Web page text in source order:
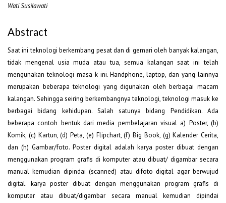
Wati Susilawati
Abstract
Saat ini teknologi berkembang pesat dan di gemari oleh banyak kalangan,
tidak mengenal usia muda atau tua, semua kalangan saat ini telah
mengunakan teknologi masa k ini. Handphone, laptop, dan yang lainnya
merupakan beberapa teknologi yang digunakan oleh berbagai macam
kalangan. Sehingga seiring berkembangnya teknologi, teknologi masuk ke
berbagai bidang kehidupan. Salah satunya bidang Pendidikan. Ada
beberapa contoh bentuk dari media pembelajaran visual a) Poster, (b)
Komik, (c) Kartun, (d) Peta, (e) Flipchart, (f) Big Book, (g) Kalender Cerita,
dan (h) Gambar/foto. Poster digital adalah karya poster dibuat dengan
menggunakan program grafis di komputer atau dibuat/ digambar secara
manual kemudian dipindai (scanned) atau difoto digital agar berwujud
digital. karya poster dibuat dengan menggunakan program grafis di
komputer atau dibuat/digambar secara manual kemudian dipindai